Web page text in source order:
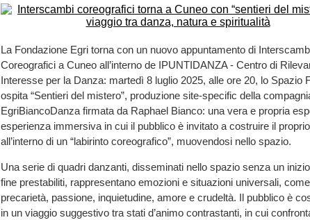
La Fondazione Egri torna con un nuovo appuntamento di
Coreografici a Cuneo all’interno de IPUNTIDANZA - Centro di
Interesse per la Danza: martedì 8 luglio 2025, alle ore 20, lo Spazio
ospita “Sentieri del mistero”, produzione site-specific della
EgriBiancoDanza firmata da Raphael Bianco: una vera e propria
esperienza immersiva in cui il pubblico è invitato a costruire il
all’interno di un “labirinto coreografico”, muovendosi nello spazio.
Una serie di quadri danzanti, disseminati nello spazio senza un
fine prestabiliti, rappresentano emozioni e situazioni universali, come
precarietà, passione, inquietudine, amore e crudeltà. Il pubblico è
in un viaggio suggestivo tra stati d’animo contrastanti, in cui